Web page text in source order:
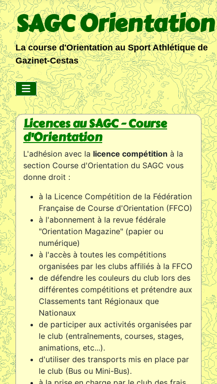
SAGC Orientation
La course d'Orientation au Sport Athlétique de
Gazinet-Cestas
Licences au SAGC - Course
d'Orientation
L'adhésion avec la licence compétition à la
section Course d'Orientation du SAGC vous
donne droit :
à la Licence Compétition de la Fédération
Française de Course d'Orientation (FFCO)
à l'abonnement à la revue fédérale
"Orientation Magazine" (papier ou
numérique)
à l'accès à toutes les compétitions
organisées par les clubs affiliés à la FFCO
de défendre les couleurs du club lors des
différentes compétitions et prétendre aux
Classements tant Régionaux que
Nationaux
de participer aux activités organisées par
le club (entraînements, courses, stages,
animations, etc...).
d'utiliser des transports mis en place par
le club (Bus ou Mini-Bus).